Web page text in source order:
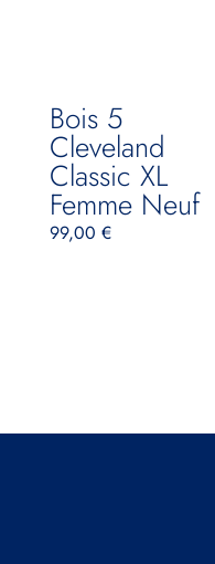
Bois 5
Cleveland
Classic XL
Femme Neuf
99,00 €